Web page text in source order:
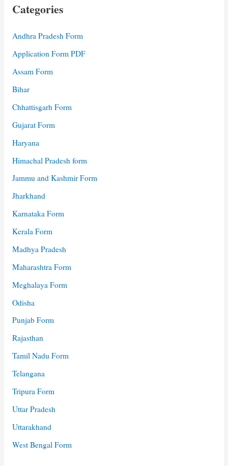
Categories
Andhra Pradesh Form
Application Form PDF
Assam Form
Bihar
Chhattisgarh Form
Gujarat Form
Haryana
Himachal Pradesh form
Jammu and Kashmir Form
Jharkhand
Karnataka Form
Kerala Form
Madhya Pradesh
Maharashtra Form
Meghalaya Form
Odisha
Punjab Form
Rajasthan
Tamil Nadu Form
Telangana
Tripura Form
Uttar Pradesh
Uttarakhand
West Bengal Form